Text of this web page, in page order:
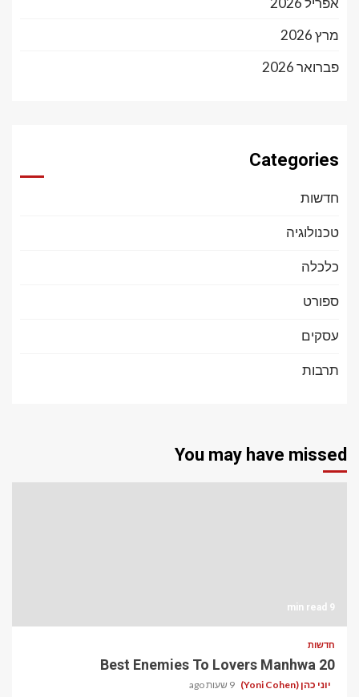
מרץ 2026
פברואר 2026
Categories
חדשות
טכנולוגיה
כלכלה
ספורט
עסקים
תרבות
You may have missed
9 min read
חדשות
20 Best Enemies To Lovers Manhwa
יוני כהן (Yoni Cohen) 9 שעות ago